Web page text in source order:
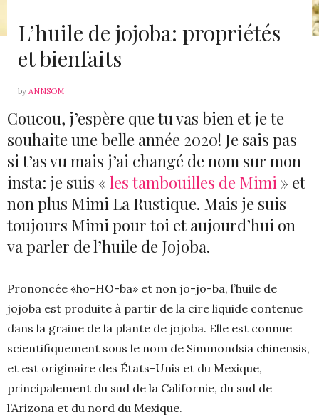
L’huile de jojoba: propriétés
et bienfaits
by ANNSOM
Coucou, j’espère que tu vas bien et je te
souhaite une belle année 2020! Je sais pas
si t’as vu mais j’ai changé de nom sur mon
insta: je suis « les tambouilles de Mimi » et
non plus Mimi La Rustique. Mais je suis
toujours Mimi pour toi et aujourd’hui on
va parler de l’huile de Jojoba.
Prononcée «ho-HO-ba» et non jo-jo-ba, l’huile de
jojoba est produite à partir de la cire liquide contenue
dans la graine de la plante de jojoba. Elle est connue
scientifiquement sous le nom de Simmondsia chinensis,
et est originaire des États-Unis et du Mexique,
principalement du sud de la Californie, du sud de
l’Arizona et du nord du Mexique.